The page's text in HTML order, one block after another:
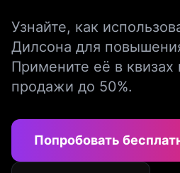
Узнайте, как
Дилсона для
Примените её в квизах
продажи до 50%.
Попробовать